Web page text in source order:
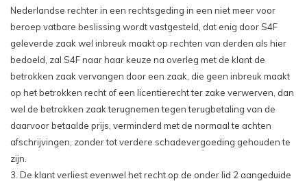
Nederlandse rechter in een rechtsgeding in een niet meer voor
beroep vatbare beslissing wordt vastgesteld, dat enig door S4F
geleverde zaak wel inbreuk maakt op rechten van derden als hier
bedoeld, zal S4F naar haar keuze na overleg met de klant de
betrokken zaak vervangen door een zaak, die geen inbreuk maakt
op het betrokken recht of een licentierecht ter zake verwerven, dan
wel de betrokken zaak terugnemen tegen terugbetaling van de
daarvoor betaalde prijs, verminderd met de normaal te achten
afschrijvingen, zonder tot verdere schadevergoeding gehouden te
zijn.
3. De klant verliest evenwel het recht op de onder lid 2 aangeduide